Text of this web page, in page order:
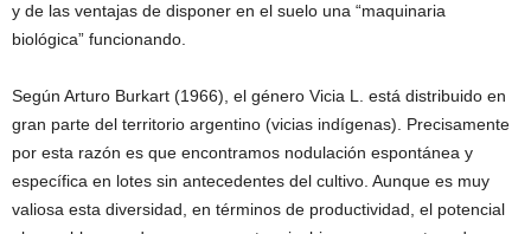
y de las ventajas de disponer en el suelo una “maquinaria
biológica” funcionando.
Según Arturo Burkart (1966), el género Vicia L. está distribuido en
gran parte del territorio argentino (vicias indígenas). Precisamente
por esta razón es que encontramos nodulación espontánea y
específica en lotes sin antecedentes del cultivo. Aunque es muy
valiosa esta diversidad, en términos de productividad, el potencial